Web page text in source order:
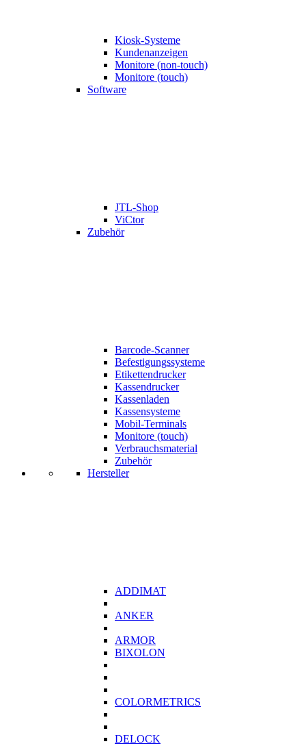
Kiosk-Systeme
Kundenanzeigen
Monitore (non-touch)
Monitore (touch)
Software
JTL-Shop
ViCtor
Zubehör
Barcode-Scanner
Befestigungssysteme
Etikettendrucker
Kassendrucker
Kassenladen
Kassensysteme
Mobil-Terminals
Monitore (touch)
Verbrauchsmaterial
Zubehör
Hersteller
ADDIMAT
ANKER
ARMOR
BIXOLON
COLORMETRICS
DELOCK